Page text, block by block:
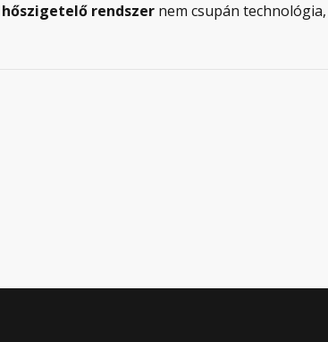
rendszer nem csupán technológia,